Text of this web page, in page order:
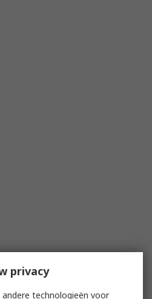
privacy
technologieën voor